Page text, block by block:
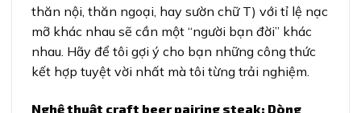
thăn nội, thăn ngoại, hay sườn chữ T) với tỉ lệ nạc
mỡ khác nhau sẽ cần một “người bạn đời” khác
nhau. Hãy để tôi gợi ý cho bạn những công thức
kết hợp tuyệt vời nhất mà tôi từng trải nghiệm.
Nghệ thuật craft beer pairing steak: Dòng